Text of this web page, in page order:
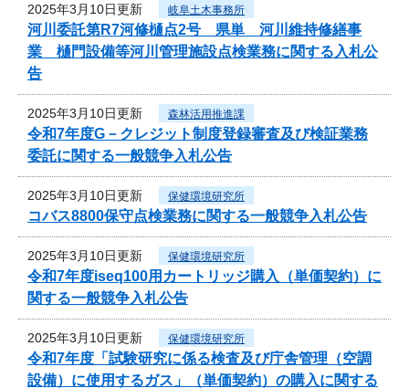
2025年3月10日更新 岐阜土木事務所
河川委託第R7河修樋点2号 県単 河川維持修繕事
業 樋門設備等河川管理施設点検業務に関する入札公
告
2025年3月10日更新 森林活用推進課
令和7年度G－クレジット制度登録審査及び検証業務
委託に関する一般競争入札公告
2025年3月10日更新 保健環境研究所
コバス8800保守点検業務に関する一般競争入札公告
2025年3月10日更新 保健環境研究所
令和7年度iseq100用カートリッジ購入（単価契約）に
関する一般競争入札公告
2025年3月10日更新 保健環境研究所
令和7年度「試験研究に係る検査及び庁舎管理（空調
設備）に使用するガス」（単価契約）の購入に関する